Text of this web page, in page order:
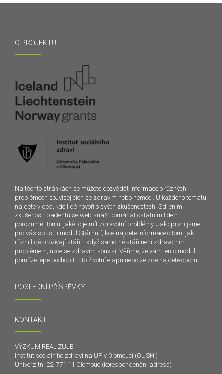
O PROJEKTU
Na těchto stránkách se můžete dozvědět informace o různých
problémech souvisejících se zdravím nebo nemocí. U každého tématu
najdete videa, kde lidé hovoří o svých zkušenostech. Sdílením
zkušeností pacientů se web snaží pomáhat ostatním lidem
porozumět tomu, jaké to je mít zdravotní problémy. Jako první jsme
pro vás spustili modul Stárnutí, kde najdete informace o tom, jak
různí lidé prožívají stáří. I když samotné stáří není zdravotním
problémem, úzce se zdravím souvisí. Věříme, že vám tento modul
pomůže lépe pochopit tuto životní etapu nebo že zde najdete oporu.
POSLEDNÍ PŘÍSPĚVKY
KONTAKT
VÝZKUM REALIZUJE
Institut sociálního zdraví na UP v Olomouci (OUSHI)
Univerzitní 22, 771 11 Olomouc (korespondenční adresa)